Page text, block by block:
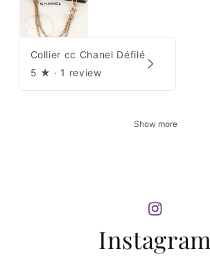
Collier cc Chanel Défilé
5 ★ · 1 review
Show more
Instagram